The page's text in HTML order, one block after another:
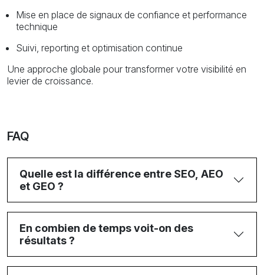
Mise en place de signaux de confiance et performance
technique
Suivi, reporting et optimisation continue
Une approche globale pour transformer votre visibilité en
levier de croissance.
FAQ
Quelle est la différence entre SEO, AEO
et GEO ?
En combien de temps voit-on des
résultats ?